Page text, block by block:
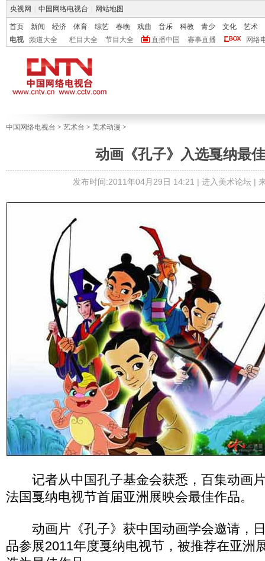
央视网 中国网络电视台 网站地图
首页 新闻 经济 体育 综艺 春晚 戏曲 音乐 科教 青少 文化
艺术
电视
频道大全 栏目大全 节目大全 直播中国 赛事直播 网络
中国网络电视台 > 艺术台 > 美术动漫 >
动画《孔子》入选戛纳最
发布时间:2011年04月29日 14:21 | 进入美术论坛|
记者从中国孔子基金会获悉，百集动画
法国戛纳电视节首届亚洲展映会最佳作品。
动画片《孔子》获中国动画学会邀请，
品参展2011年度戛纳电视节，被推荐在亚洲